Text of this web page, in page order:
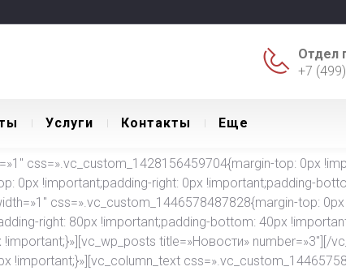
Отдел
+7
Уcлуги Контакты Еще
css=».vc_custom_1428156459704{margin-top: 0px
0px !important;padding-right: 0px !important;padding-
css=».vc_custom_1446578487828{margin-top:
right: 80px !important;padding-bottom: 40px
title=»Новости» number=»3″][/
!important;}»][vc_column_text